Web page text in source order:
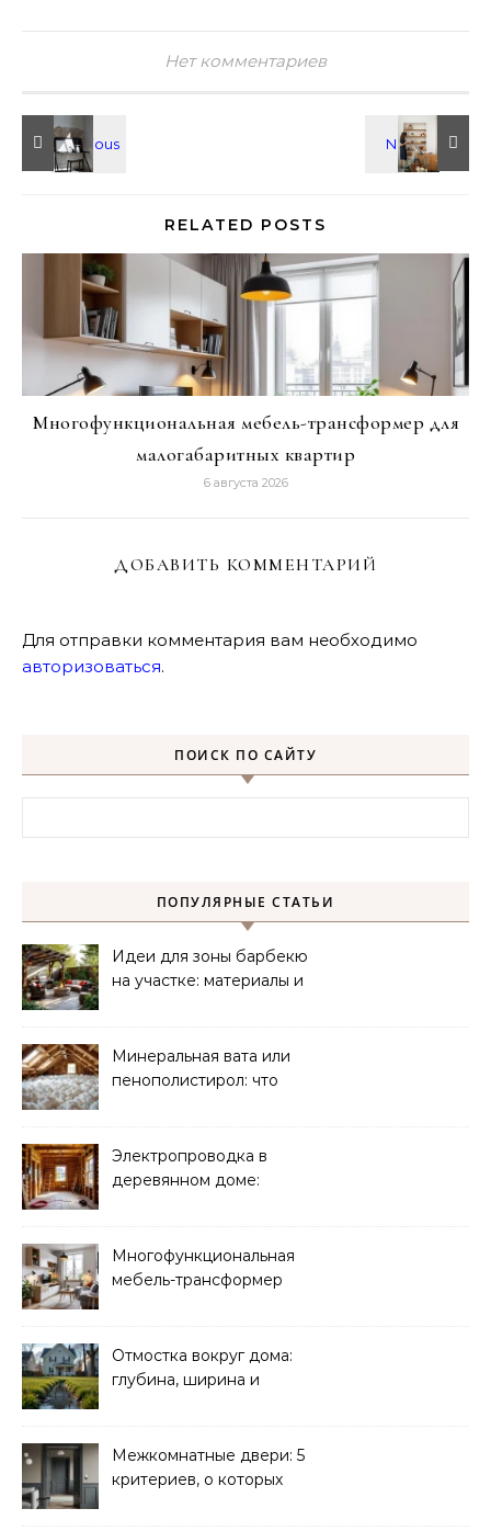
Нет комментариев
RELATED POSTS
Многофункциональная мебель-трансформер для
малогабаритных квартир
6 августа 2026
ДОБАВИТЬ КОММЕНТАРИЙ
Для отправки комментария вам необходимо
авторизоваться.
ПОИСК ПО САЙТУ
ПОПУЛЯРНЫЕ СТАТЬИ
Идеи для зоны барбекю
на участке: материалы и
Минеральная вата или
пенополистирол: что
Электропроводка в
деревянном доме:
Многофункциональная
мебель-трансформер
Отмостка вокруг дома:
глубина, ширина и
Межкомнатные двери: 5
критериев, о которых